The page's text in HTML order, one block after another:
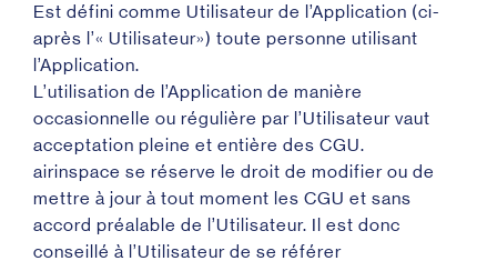
Est défini comme Utilisateur de l’Application (ci-
après l’« Utilisateur») toute personne utilisant
l’Application.
L’utilisation de l’Application de manière
occasionnelle ou régulière par l’Utilisateur vaut
acceptation pleine et entière des CGU.
airinspace se réserve le droit de modifier ou de
mettre à jour à tout moment les CGU et sans
accord préalable de l’Utilisateur. Il est donc
conseillé à l’Utilisateur de se référer